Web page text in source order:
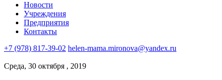
Новости
Учреждения
Предприятия
Контакты
+7 (978) 817-39-02 helen-mama.mironova@yandex.ru
Среда, 30 октября , 2019